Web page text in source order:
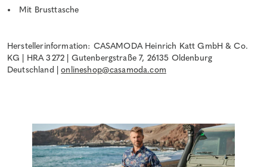
Mit Brusttasche
Herstellerinformation: CASAMODA Heinrich Katt GmbH & Co.
KG | HRA 3272 | Gutenbergstraße 7, 26135 Oldenburg
Deutschland |onlineshop@casamoda.com